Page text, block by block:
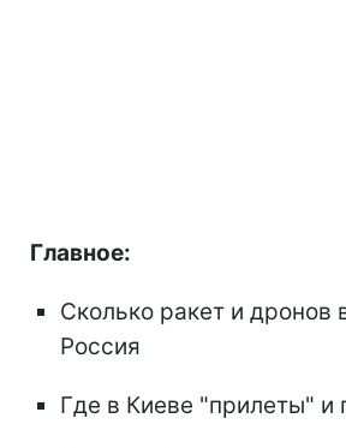
Главное:
Сколько ракет и дронов
Россия
Где в Киеве "прилеты"